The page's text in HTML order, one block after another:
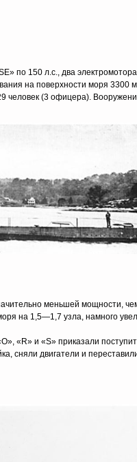
по 150 л.с., два
на поверхности моря 3300
человек (3 офицера).
меньшей мощности,
на 1,5—1,7 узла, намного
«R» и «S» приказали
сняли двигатели и